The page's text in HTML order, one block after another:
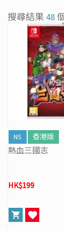
[27/03] 星際復活
[16/02] 門市及
[19/01] 金馬賀歲
[07/12] 24周年購
[02/07] PS5/
搜尋結果 48
NS 香港版
熱血三國志
HK$199